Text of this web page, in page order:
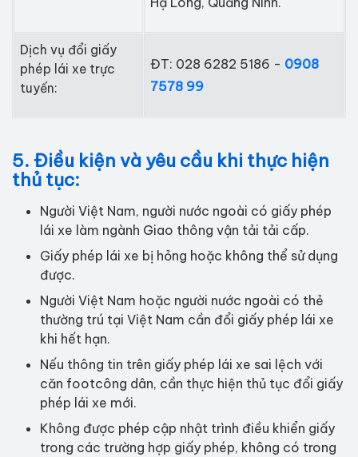
Dịch vụ đổi giấy
phép lái xe trực
tuyến:
ĐT: 028 6282 5186 - 0908
7578 99
5. Điều kiện và yêu cầu khi thực hiện
thủ tục:
Người Việt Nam, người nước ngoài có giấy phép
lái xe làm ngành Giao thông vận tải tải cấp.
Giấy phép lái xe bị hỏng hoặc không thể sử dụng
được.
Người Việt Nam hoặc người nước ngoài có thẻ
thường trú tại Việt Nam cần đổi giấy phép lái xe
khi hết hạn.
Nếu thông tin trên giấy phép lái xe sai lệch với
căn footcông dân, cần thực hiện thủ tục đổi giấy
phép lái xe mới.
Không được phép cập nhật trình điều khiển giấy
trong các trường hợp giấy phép, không có trong